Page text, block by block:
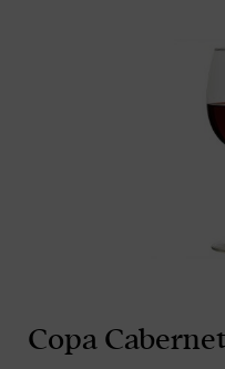
Copa